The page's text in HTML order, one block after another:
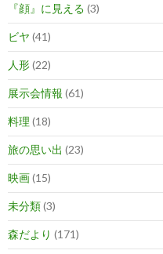
『顔』に見える (3)
ビヤ (41)
人形(22)
展示会情報 (61)
料理 (18)
旅の思い出 (23)
映画(15)
未分類(3)
森だより (171)